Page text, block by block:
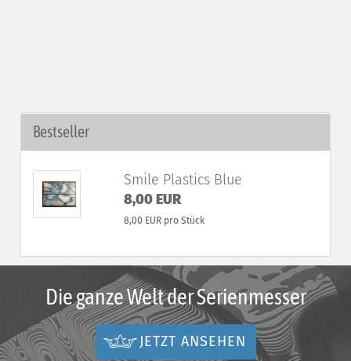
Bestseller
Smile Plastics Blue
8,00 EUR
8,00 EUR pro Stück
Die ganze Welt der Serienmesser
JETZT ANSEHEN